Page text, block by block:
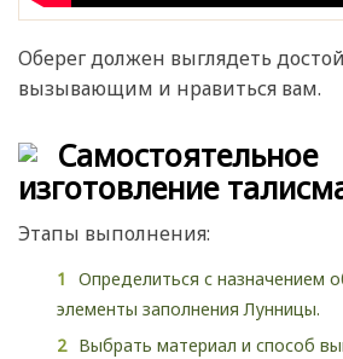
Оберег должен выглядеть
вызывающим и нравиться вам.
Самостоятельное
изготовление
Этапы выполнения:
Определиться с назначением
элементы заполнения Лунницы.
Выбрать материал и способ